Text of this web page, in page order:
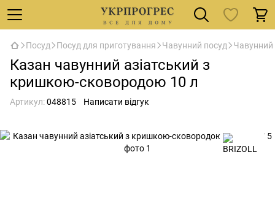
Посуд Посуд для приготування Чавунний посуд Чавунний
Казан чавунний азіатський з
кришкою-сковородою 10 л
Артикул:048815 Написати відгук